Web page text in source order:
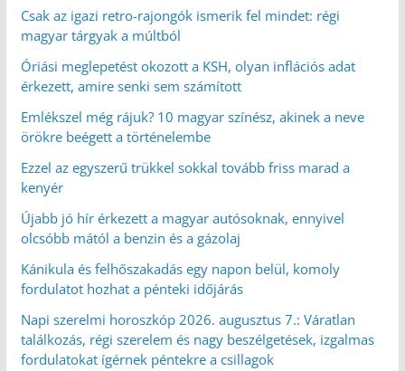
Csak az igazi retro-rajongók ismerik fel mindet: régi
magyar tárgyak a múltból
Óriási meglepetést okozott a KSH, olyan inflációs adat
érkezett, amire senki sem számított
Emlékszel még rájuk? 10 magyar színész, akinek a neve
örökre beégett a történelembe
Ezzel az egyszerű trükkel sokkal tovább friss marad a
kenyér
Újabb jó hír érkezett a magyar autósoknak, ennyivel
olcsóbb mától a benzin és a gázolaj
Kánikula és felhőszakadás egy napon belül, komoly
fordulatot hozhat a pénteki időjárás
Napi szerelmi horoszkóp 2026. augusztus 7.: Váratlan
találkozás, régi szerelem és nagy beszélgetések, izgalmas
fordulatokat ígérnek péntekre a csillagok